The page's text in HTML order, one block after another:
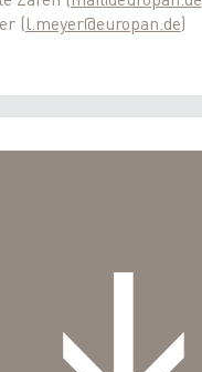
(l.meyer@europan.de)